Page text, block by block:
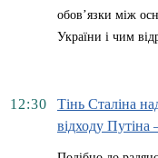
обов’язки між
України і чим
12:30
Тінь Сталіна
відходу